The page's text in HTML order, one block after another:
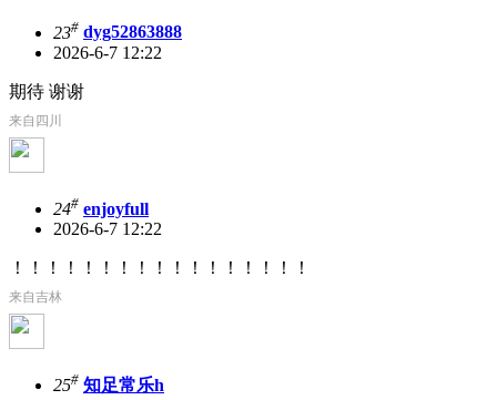
23# dyg52863888
2026-6-7 12:22
期待 谢谢
来自四川
24# enjoyfull
2026-6-7 12:22
！！！！！！！！！！！！！！！！！
来自吉林
25# 知足常乐h